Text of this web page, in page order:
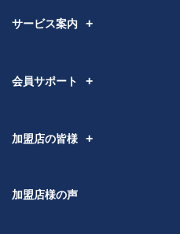
サービス案内
会員サポート
加盟店の皆様
加盟店様の声